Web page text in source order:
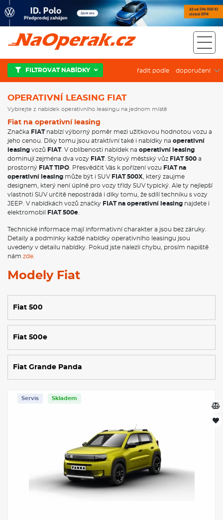
Operativní leasing Fiat
FILTROVAT NABÍDKY řadit podle
OPERATIVNÍ LEASING FIAT
Vybírejte z nabídek operativního leasingu na jednom místě
Fiat na operativní leasing
Značka FIATnabízí výborný poměr mezi užitkovou hodnotou vozu a
jeho cenou. Díky tomu jsou atraktívní také i nabídky na operativní
leasing vozů FIAT. V oblíbenosti nabídek na operativní leasing
dominují zejména dva vozy FIAT. Stylový městský vůz FIAT 500 a
prostorný FIAT TIPO . Přesvědčit Vás k pořízení vozu FIAT na
operativní leasing může být i SUV FIAT 500X , který zaujme
designem, který není úplně pro vozy třídy SUV typický. Ale ty nejlepší
vlastnoti SUV určitě nepostrádá i díky tomu, že sdílí techniku s vozy
JEEP. V nabídkách vozů značky FIAT na operativní leasing najdete i
elektromobil
FIAT 500e
Technické informace mají informativní charakter a jsou bez záruky.
Detaily a podmínky každé nabídky operativního leasingu jsou
uvedeny v detailu nabídky. Pokud jste nalezli chybu, prosím napiště
nám zde.
Modely Fiat
Fiat 500
Fiat 500e
Fiat Grande Panda
Skladem
Servis